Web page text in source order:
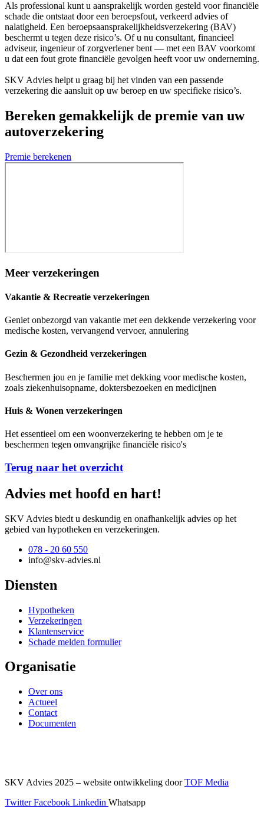
Als professional kunt u aansprakelijk worden gesteld voor financiële
schade die ontstaat door een beroepsfout, verkeerd advies of
nalatigheid. Een beroepsaansprakelijkheidsverzekering (BAV)
beschermt u tegen deze risico’s. Of u nu consultant, financieel
adviseur, ingenieur of zorgverlener bent — met een BAV voorkomt
u dat een fout grote financiële gevolgen heeft voor uw onderneming.
SKV Advies helpt u graag bij het vinden van een passende
verzekering die aansluit op uw beroep en uw specifieke risico’s.
Bereken gemakkelijk de premie van uw
autoverzekering
Premie berekenen
Meer verzekeringen
Vakantie & Recreatie verzekeringen
Geniet onbezorgd van vakantie met een dekkende verzekering voor
medische kosten, vervangend vervoer, annulering
Gezin & Gezondheid verzekeringen
Beschermen jou en je familie met dekking voor medische kosten,
zoals ziekenhuisopname, doktersbezoeken en medicijnen
Huis & Wonen verzekeringen
Het essentieel om een ​​woonverzekering te hebben om je te
beschermen tegen omvangrijke financiële risico's
Terug naar het overzicht
Advies met hoofd en hart!
SKV Advies biedt u deskundig en onafhankelijk advies op het
gebied van hypotheken en verzekeringen.
078 - 20 60 550
info@skv-advies.nl
Diensten
Hypotheken
Verzekeringen
Klantenservice
Schade melden formulier
Organisatie
Over ons
Actueel
Contact
Documenten
SKV Advies 2025 – website ontwikkeling doorTOF Media
Twitter Facebook Linkedin Whatsapp